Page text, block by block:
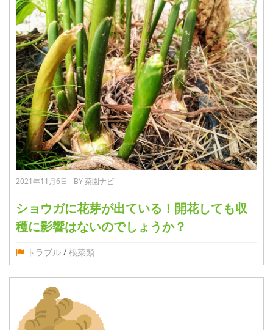
2021年11月6日 - BY 菜園ナビ
ショウガに花芽が出ている！開花しても収
穫に影響はないのでしょうか？
トラブル / 根菜類